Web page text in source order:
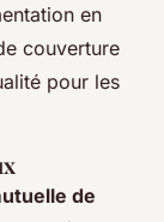
en
couverture
pour les
de